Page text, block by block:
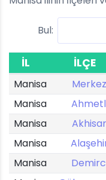
Bul:
İL İLÇE
Manisa Merkez
Manisa
Manisa
Akhisar
Manisa
Manisa